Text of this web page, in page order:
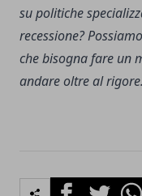
su politiche
recessione?
che bisogna fare un
andare oltre al
FacebookTwitter